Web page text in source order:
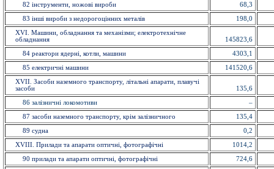
82 інструменти, ножовi вироби 68,3
83 іншi вироби з недорогоцінних металiв 198,0
XVI. Машини, обладнання та механізми; електротехнічне
обладнання
145823,6
84 реактори ядерні, котли, машини 4303,1
85 електричнi машини 141520,6
XVII. Засоби наземного транспорту, літальні апарати, плавучі
засоби
135,6
86 залізничні локомотиви –
87 засоби наземного транспорту, крім залізничного 135,4
89 судна 0,2
XVIII. Прилади та апарати оптичнi, фотографічні 1014,2
90 прилади та апарати оптичнi, фотографічні 724,6